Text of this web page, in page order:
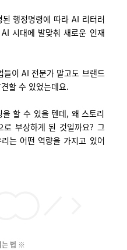
행정명령에 따라 AI 리터러
시대에 발맞춰 새로운 인재
들이 AI 전문가 말고도 브랜드
할 수 있었는데요.
할 수 있을 텐데, 왜 스토리
로 부상하게 된 것일까요? 그
는 어떤 역량을 가지고 있어
는 법 ※